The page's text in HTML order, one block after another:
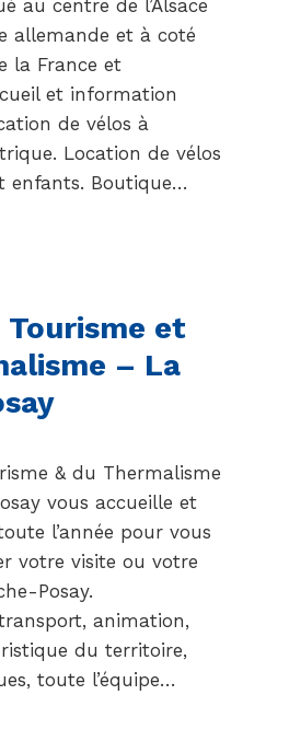
au centre de l’Alsace
allemande et à coté
la France et
et information
de vélos à
Location de vélos
enfants. Boutique…
et
– La
& du Thermalisme
vous accueille et
l’année pour vous
votre visite ou votre
Posay.
animation,
du territoire,
toute l’équipe…